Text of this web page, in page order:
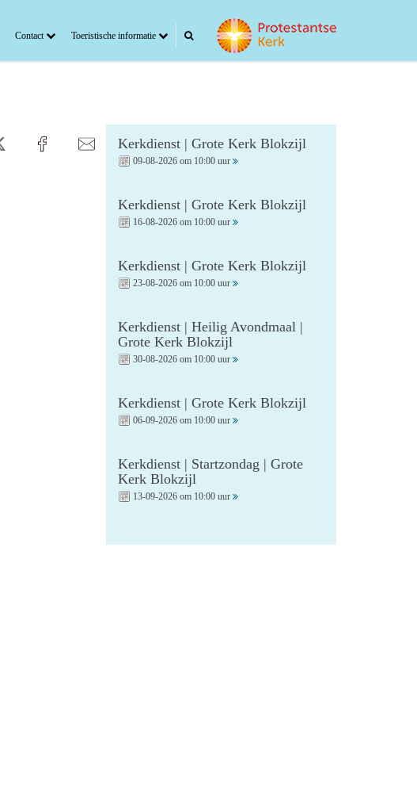
Contact Toeristische informatie
Kerkdienst | Grote Kerk Blokzijl
09-08-2026 om 10:00 uur
Kerkdienst | Grote Kerk Blokzijl
16-08-2026 om 10:00 uur
Kerkdienst | Grote Kerk Blokzijl
23-08-2026 om 10:00 uur
Kerkdienst | Heilig Avondmaal |
Grote Kerk Blokzijl
30-08-2026 om 10:00 uur
Kerkdienst | Grote Kerk Blokzijl
06-09-2026 om 10:00 uur
Kerkdienst | Startzondag | Grote
Kerk Blokzijl
13-09-2026 om 10:00 uur